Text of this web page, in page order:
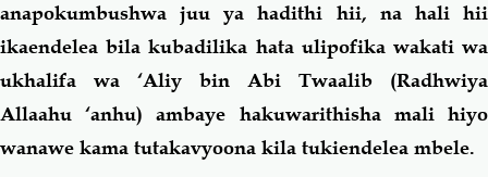
anapokumbushwa juu ya hadithi hii, na hali hii
ikaendelea bila kubadilika hata ulipofika wakati wa
ukhalifa wa ‘Aliy bin Abi Twaalib (Radhwiya
Allaahu ‘anhu) ambaye hakuwarithisha mali hiyo
wanawe kama tutakavyoona kila tukiendelea mbele.